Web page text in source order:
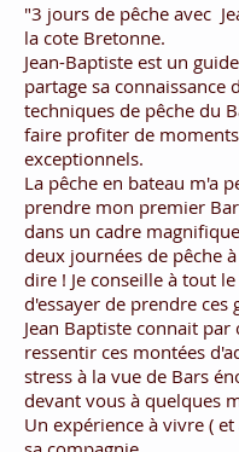
"3 jours de pêche avec
la cote Bretonne.
Jean-Baptiste est un
partage sa connaissance
techniques de pêche du
faire profiter de moments
exceptionnels.
La pêche en bateau m'a
prendre mon premier
dans un cadre
deux journées de pêche
dire ! Je conseille à tout
d'essayer de prendre ces
Jean Baptiste connait par
ressentir ces montées
stress à la vue de Bars
devant vous à quelques
Un expérience à vivre (